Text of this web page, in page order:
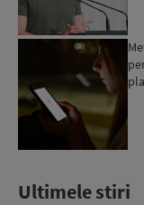
Ultimele stiri